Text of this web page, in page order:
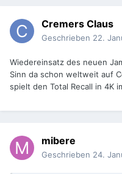
Cremers Claus
Geschrieben 22.
Wiedereinsatz des neuen
Sinn da schon weltweit auf
spielt den Total Recall in 4K
mibere
Geschrieben 24.